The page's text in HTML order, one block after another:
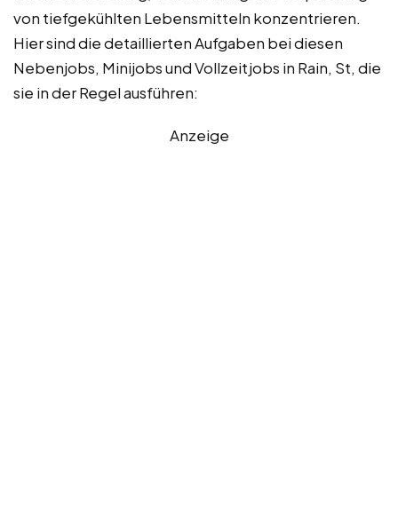
von tiefgekühlten Lebensmitteln konzentrieren.
Hier sind die detaillierten Aufgaben bei diesen
Nebenjobs, Minijobs und Vollzeitjobs in Rain, St, die
sie in der Regel ausführen:
Anzeige